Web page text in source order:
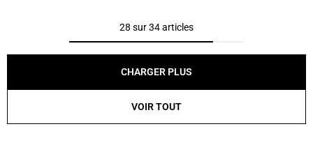
28 sur 34 articles
CHARGER PLUS
VOIR TOUT